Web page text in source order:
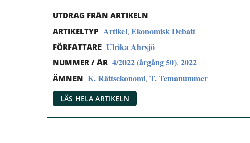
UTDRAG FRÅN ARTIKELN
ARTIKELTYP Artikel, Ekonomisk Debatt
FÖRFATTARE Ulrika Ahrsjö
NUMMER / ÅR 4/2022 (årgång 50), 2022
ÄMNEN K. Rättsekonomi, T. Temanummer
LÄS HELA ARTIKELN